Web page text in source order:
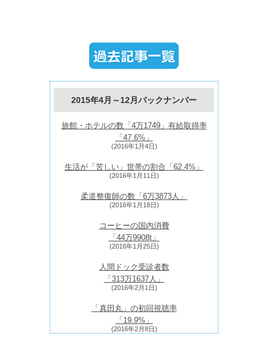
2015年4月～12月バックナンバー
旅館・ホテルの数「4万1749」有給取得率
「47.6%」
(2016年1月4日)
生活が「苦しい」世帯の割合「62.4%」
(2016年1月11日)
柔道整復師の数「6万3873人」
(2016年1月18日)
コーヒーの国内消費
「44万9908t」
(2016年1月25日)
人間ドック受診者数
「313万1637人」
(2016年2月1日)
「真田丸」の初回視聴率
「19.9%」
(2016年2月8日)